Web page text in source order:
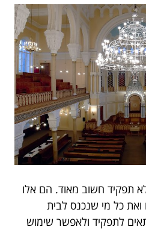
תפקיד חשוב מאוד. הם אלו
כל מי שנכנס לבית
לתפקיד ולאפשר שימוש